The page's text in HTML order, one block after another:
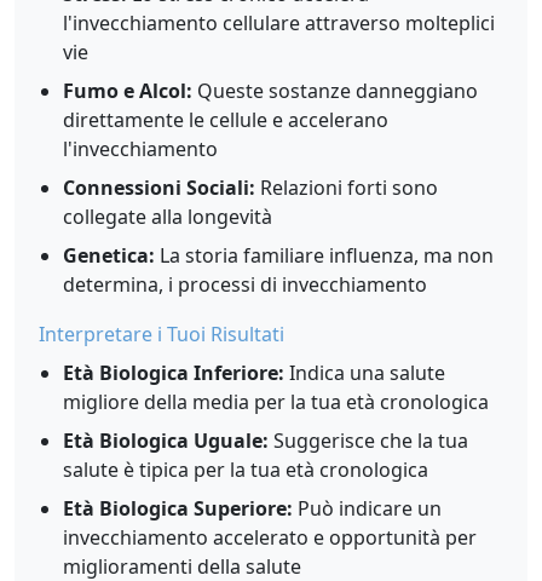
l'invecchiamento cellulare attraverso molteplici
vie
Fumo e Alcol: Queste sostanze danneggiano
direttamente le cellule e accelerano
l'invecchiamento
Connessioni Sociali: Relazioni forti sono
collegate alla longevità
Genetica: La storia familiare influenza, ma non
determina, i processi di invecchiamento
Interpretare i Tuoi Risultati
Età Biologica Inferiore: Indica una salute
migliore della media per la tua età cronologica
Età Biologica Uguale: Suggerisce che la tua
salute è tipica per la tua età cronologica
Età Biologica Superiore: Può indicare un
invecchiamento accelerato e opportunità per
miglioramenti della salute